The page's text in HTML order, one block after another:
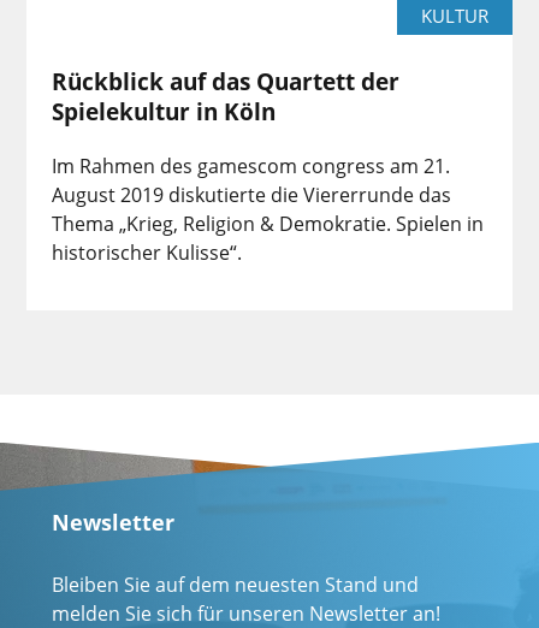
KULTUR
Rückblick auf das Quartett der
Spielekultur in Köln
Im Rahmen des gamescom congress am 21.
August 2019 diskutierte die Viererrunde das
Thema „Krieg, Religion & Demokratie. Spielen in
historischer Kulisse“.
Newsletter
Bleiben Sie auf dem neuesten Stand und
melden Sie sich für unseren Newsletter an!